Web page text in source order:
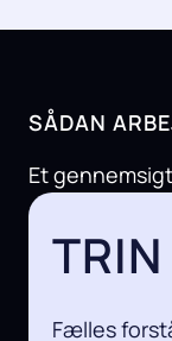
SÅDAN
Et
TRIN
Fælles